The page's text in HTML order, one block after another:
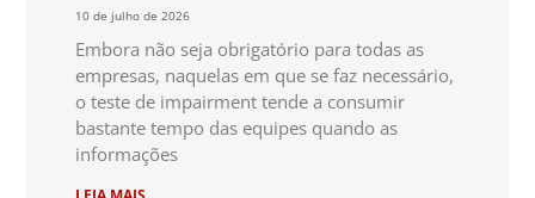
10 de julho de 2026
Embora não seja obrigatório para todas as
empresas, naquelas em que se faz necessário,
o teste de impairment tende a consumir
bastante tempo das equipes quando as
informações